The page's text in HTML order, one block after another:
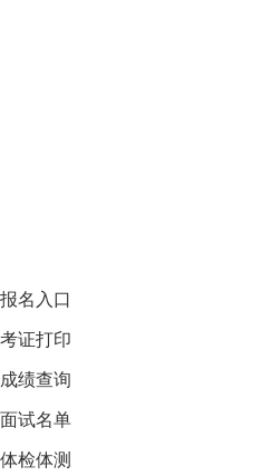
报名入口
考证打印
成绩查询
面试名单
体检体测